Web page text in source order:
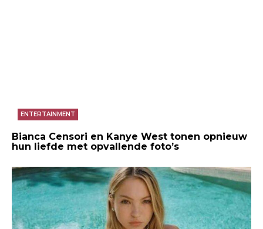
ENTERTAINMENT
Bianca Censori en Kanye West tonen opnieuw
hun liefde met opvallende foto’s